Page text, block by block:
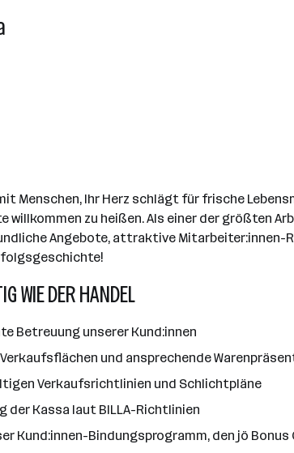
Menschen, Ihr Herz schlägt für frische
willkommen zu heißen. Als einer der
Angebote, attraktive
WIE DER HANDEL
Betreuung unserer Kund:innen
und ansprechende
Verkaufsrichtlinien und Schlichtpläne
der Kassa laut BILLA-Richtlinien
Kund:innen-Bindungsprogramm, den jö Bonus